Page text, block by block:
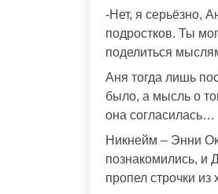
-Нет, я серьёзно,
подростков. Ты
поделиться
Аня тогда лишь
было, а мысль о
она согласилась…
Никнейм – Энни
познакомились, и
пропел строчки